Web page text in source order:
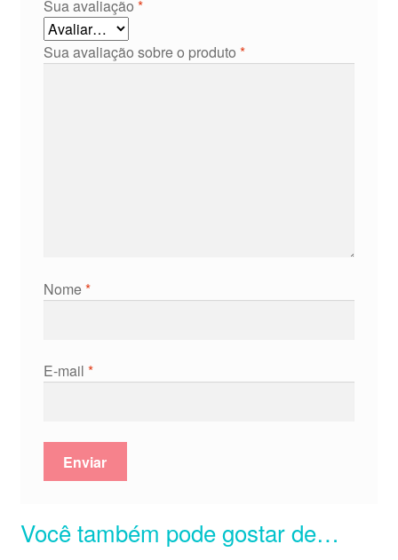
Sua avaliação *
Sua avaliação sobre o produto *
Nome*
E-mail *
Você também pode gostar de…